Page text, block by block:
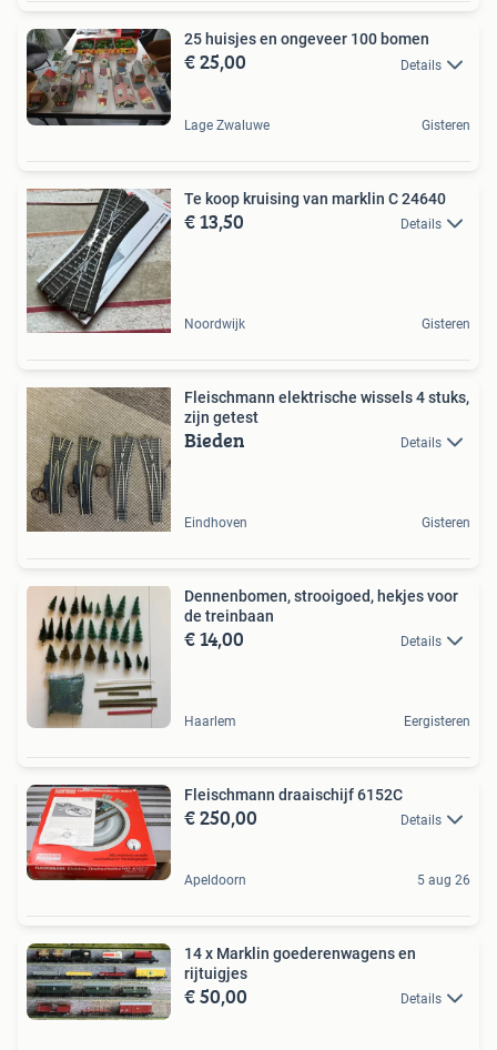
25 huisjes en ongeveer 100 bomen
€ 25,00 Details
Lage Zwaluwe Gisteren
Te koop kruising van marklin C 24640
€ 13,50 Details
Noordwijk Gisteren
Fleischmann elektrische wissels 4 stuks,
zijn getest
Bieden Details
Eindhoven Gisteren
Dennenbomen, strooigoed, hekjes voor
de treinbaan
€ 14,00 Details
Haarlem Eergisteren
Fleischmann draaischijf 6152C
€ 250,00 Details
Apeldoorn 5 aug 26
14 x Marklin goederenwagens en
rijtuigjes
€ 50,00 Details